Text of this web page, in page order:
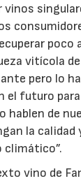
vinos
poco
vitícola
pero lo
el futuro
hablen de
la calidad
climático”.
vino de